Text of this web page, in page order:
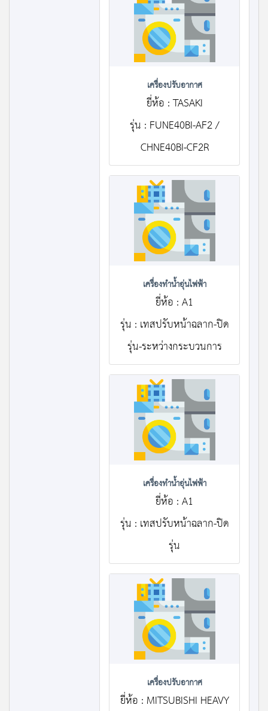
เครื่องปรับอากาศ
ยี่ห้อ : TASAKI
รุ่น : FUNE40BI-AF2 /
CHNE40BI-CF2R
เครื่องทำน้ำอุ่นไฟฟ้า
ยี่ห้อ : A1
รุ่น : เทสปรับหน้าฉลาก-ปิด
รุ่น-ระหว่างกระบวนการ
เครื่องทำน้ำอุ่นไฟฟ้า
ยี่ห้อ : A1
รุ่น : เทสปรับหน้าฉลาก-ปิด
รุ่น
เครื่องปรับอากาศ
ยี่ห้อ : MITSUBISHI HEAVY